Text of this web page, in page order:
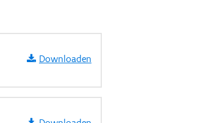
Downloaden